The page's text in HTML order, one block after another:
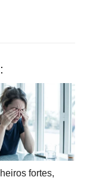
fortes,